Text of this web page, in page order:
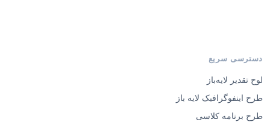
طرح اینفوگرافیک لایه باز
طرح برنامه کلاسی
تقویم لایه باز PSD